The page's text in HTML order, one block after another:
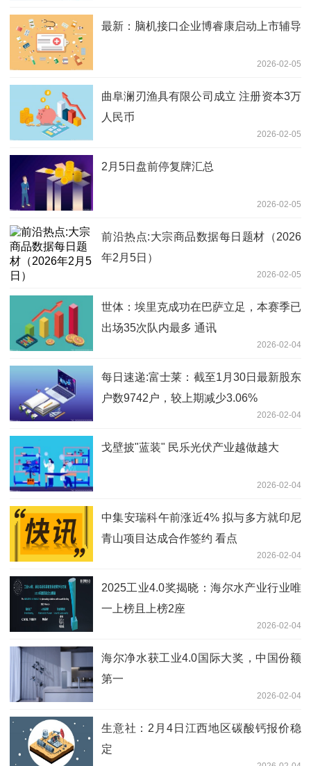
最新：脑机接口企业博睿康启动上市辅导
2026-02-05
曲阜澜刃渔具有限公司成立 注册资本3万
人民币
2026-02-05
2月5日盘前停复牌汇总
2026-02-05
前沿热点:大宗商品数据每日题材（2026
年2月5日）​
2026-02-05
世体：埃里克成功在巴萨立足，本赛季已
出场35次队内最多 通讯
2026-02-04
每日速递:富士莱：截至1月30日最新股东
户数9742户，较上期减少3.06%
2026-02-04
戈壁披"蓝装" 民乐光伏产业越做越大
2026-02-04
中集安瑞科午前涨近4% 拟与多方就印尼
青山项目达成合作签约 看点
2026-02-04
2025工业4.0奖揭晓：海尔水产业行业唯
一上榜且上榜2座
2026-02-04
海尔净水获工业4.0国际大奖，中国份额
第一
2026-02-04
生意社：2月4日江西地区碳酸钙报价稳
定